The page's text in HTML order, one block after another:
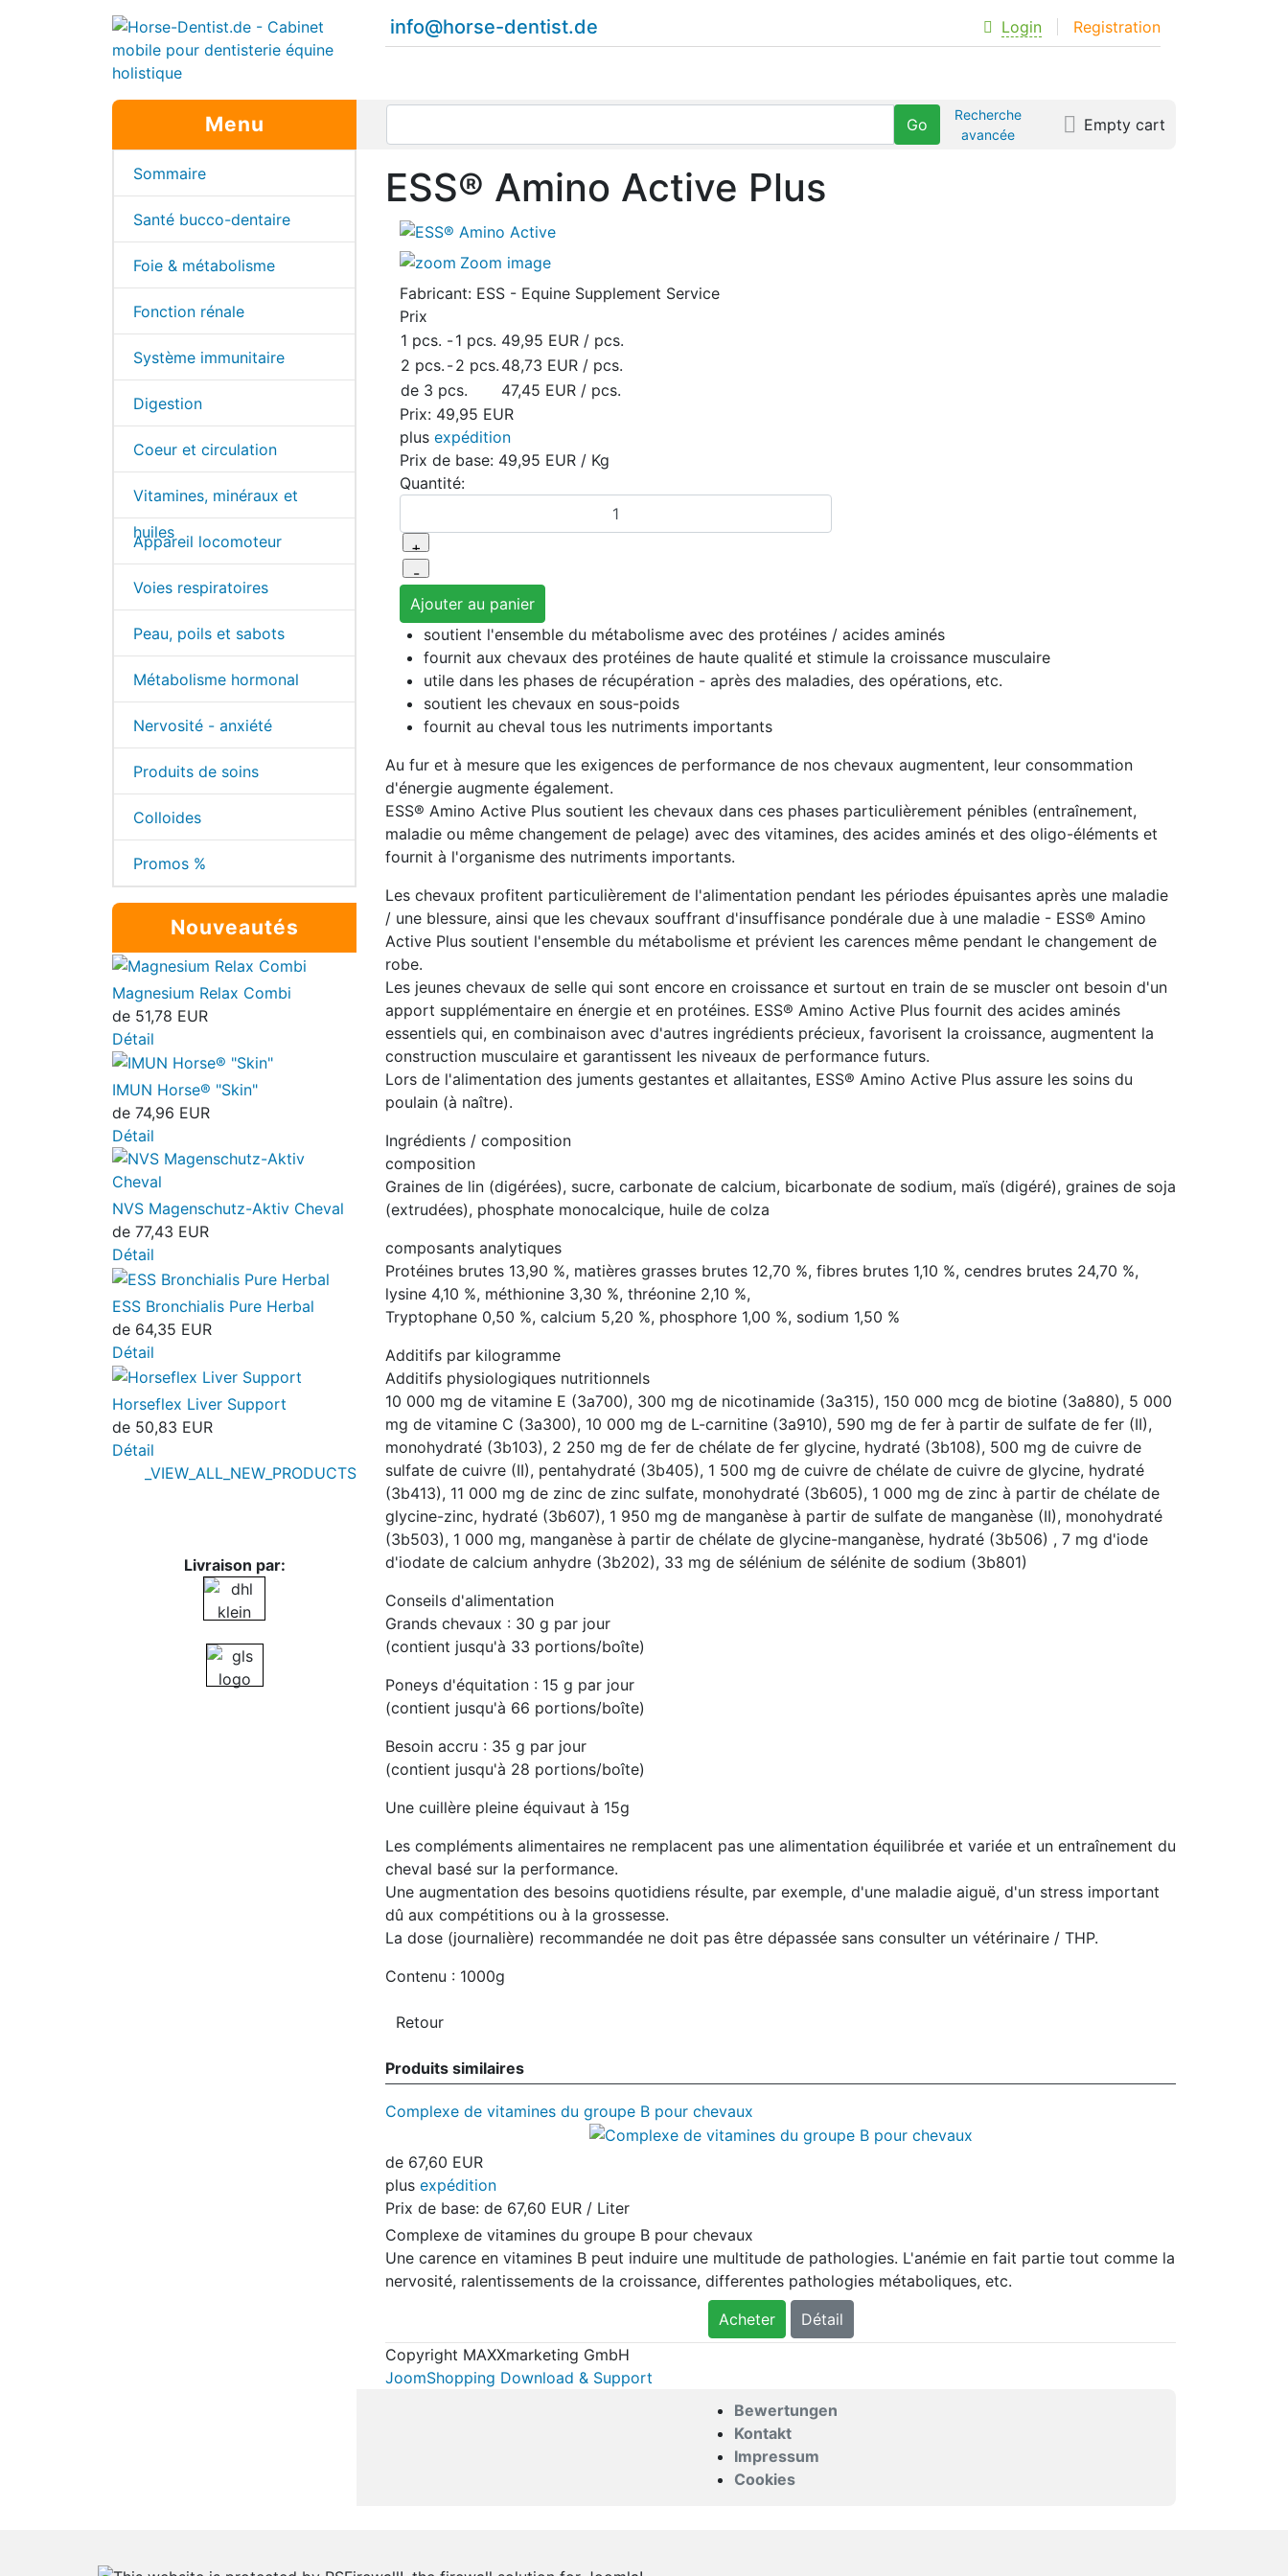
info@horse-dentist.de Login Registration
Menu
Sommaire
Santé bucco-dentaire
Foie & métabolisme
Fonction rénale
Système immunitaire
Digestion
Coeur et circulation
Vitamines, minéraux et
huiles
Appareil locomoteur
Voies respiratoires
Peau, poils et sabots
Métabolisme hormonal
Nervosité - anxiété
Produits de soins
Colloides
Promos %
Nouveautés
Magnesium Relax Combi
de 51,78 EUR
Détail
IMUN Horse® "Skin"
de 74,96 EUR
Détail
NVS Magenschutz-Aktiv Cheval
de 77,43 EUR
Détail
ESS Bronchialis Pure Herbal
de 64,35 EUR
Détail
Horseflex Liver Support
de 50,83 EUR
Détail
_VIEW_ALL_NEW_PRODUCTS
Livraison par:
Recherche
avancée
Empty cart
ESS® Amino Active Plus
Zoom image
Fabricant: ESS - Equine Supplement Service
Prix
1 pcs. -1 pcs. 49,95 EUR / pcs.
2 pcs. -2 pcs. 48,73 EUR / pcs.
de 3 pcs.
47,45 EUR / pcs.
Prix: 49,95 EUR
plus expédition
Prix de base: 49,95 EUR / Kg
Quantité:
soutient l'ensemble du métabolisme avec des protéines / acides aminés
fournit aux chevaux des protéines de haute qualité et stimule la croissance musculaire
utile dans les phases de récupération - après des maladies, des opérations, etc.
soutient les chevaux en sous-poids
fournit au cheval tous les nutriments importants
Au fur et à mesure que les exigences de performance de nos chevaux augmentent, leur consommation
d'énergie augmente également.
ESS® Amino Active Plus soutient les chevaux dans ces phases particulièrement pénibles (entraînement,
maladie ou même changement de pelage) avec des vitamines, des acides aminés et des oligo-éléments et
fournit à l'organisme des nutriments importants.
Les chevaux profitent particulièrement de l'alimentation pendant les périodes épuisantes après une maladie
/ une blessure, ainsi que les chevaux souffrant d'insuffisance pondérale due à une maladie - ESS® Amino
Active Plus soutient l'ensemble du métabolisme et prévient les carences même pendant le changement de
robe.
Les jeunes chevaux de selle qui sont encore en croissance et surtout en train de se muscler ont besoin d'un
apport supplémentaire en énergie et en protéines. ESS® Amino Active Plus fournit des acides aminés
essentiels qui, en combinaison avec d'autres ingrédients précieux, favorisent la croissance, augmentent la
construction musculaire et garantissent les niveaux de performance futurs.
Lors de l'alimentation des juments gestantes et allaitantes, ESS® Amino Active Plus assure les soins du
poulain (à naître).
Ingrédients / composition
composition
Graines de lin (digérées), sucre, carbonate de calcium, bicarbonate de sodium, maïs (digéré), graines de soja
(extrudées), phosphate monocalcique, huile de colza
composants analytiques
Protéines brutes 13,90 %, matières grasses brutes 12,70 %, fibres brutes 1,10 %, cendres brutes 24,70 %,
lysine 4,10 %, méthionine 3,30 %, thréonine 2,10 %,
Tryptophane 0,50 %, calcium 5,20 %, phosphore 1,00 %, sodium 1,50 %
Additifs par kilogramme
Additifs physiologiques nutritionnels
10 000 mg de vitamine E (3a700), 300 mg de nicotinamide (3a315), 150 000 mcg de biotine (3a880), 5 000
mg de vitamine C (3a300), 10 000 mg de L-carnitine (3a910), 590 mg de fer à partir de sulfate de fer (II),
monohydraté (3b103), 2 250 mg de fer de chélate de fer glycine, hydraté (3b108), 500 mg de cuivre de
sulfate de cuivre (II), pentahydraté (3b405), 1 500 mg de cuivre de chélate de cuivre de glycine, hydraté
(3b413), 11 000 mg de zinc de zinc sulfate, monohydraté (3b605), 1 000 mg de zinc à partir de chélate de
glycine-zinc, hydraté (3b607), 1 950 mg de manganèse à partir de sulfate de manganèse (II), monohydraté
(3b503), 1 000 mg, manganèse à partir de chélate de glycine-manganèse, hydraté (3b506) , 7 mg d'iode
d'iodate de calcium anhydre (3b202), 33 mg de sélénium de sélénite de sodium (3b801)
Conseils d'alimentation
Grands chevaux : 30 g par jour
(contient jusqu'à 33 portions/boîte)
Poneys d'équitation : 15 g par jour
(contient jusqu'à 66 portions/boîte)
Besoin accru : 35 g par jour
(contient jusqu'à 28 portions/boîte)
Une cuillère pleine équivaut à 15g
Les compléments alimentaires ne remplacent pas une alimentation équilibrée et variée et un entraînement du
cheval basé sur la performance.
Une augmentation des besoins quotidiens résulte, par exemple, d'une maladie aiguë, d'un stress important
dû aux compétitions ou à la grossesse.
La dose (journalière) recommandée ne doit pas être dépassée sans consulter un vétérinaire / THP.
Contenu : 1000g
Produits similaires
Complexe de vitamines du groupe B pour chevaux
de 67,60 EUR
plus expédition
Prix de base: de 67,60 EUR / Liter
Complexe de vitamines du groupe B pour chevaux
Une carence en vitamines B peut induire une multitude de pathologies. L'anémie en fait partie tout comme la
nervosité, ralentissements de la croissance, differentes pathologies métaboliques, etc.
Acheter
Détail
Copyright MAXXmarketing GmbH
JoomShopping Download & Support
Bewertungen
Kontakt
Impressum
Cookies